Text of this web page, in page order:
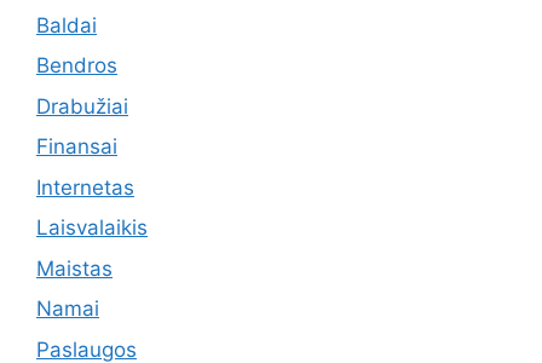
Baldai
Bendros
Drabužiai
Finansai
Internetas
Laisvalaikis
Maistas
Namai
Paslaugos